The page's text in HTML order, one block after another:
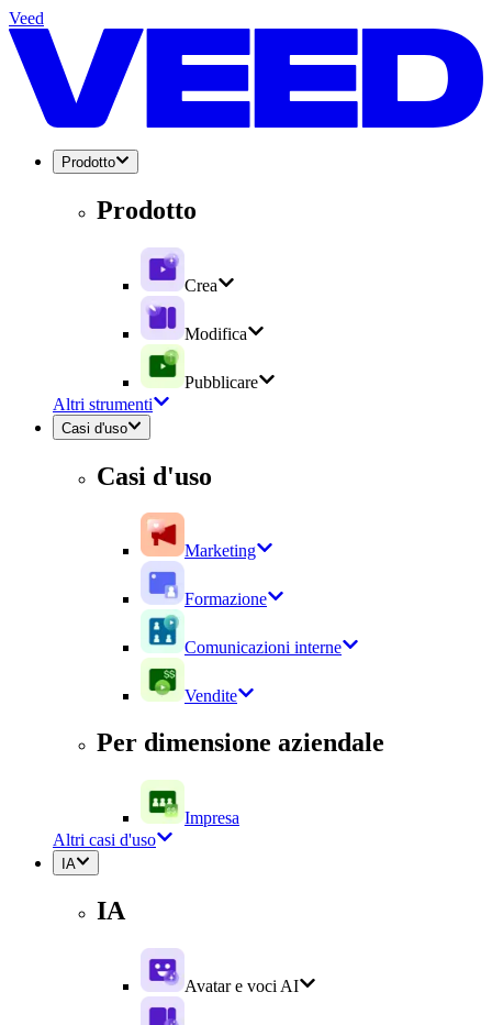
Veed
Prodotto
Prodotto
Crea
Modifica
Pubblicare
Altri strumenti
Casi d'uso
Casi d'uso
Marketing
Formazione
Comunicazioni interne
Vendite
Per dimensione aziendale
Impresa
Altri casi d'uso
IA
IA
Avatar e voci AI